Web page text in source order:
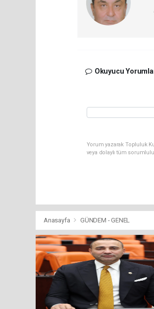
Okuyucu
Yorum yazarak Topluluk
veya dolaylı tüm
Anasayfa GÜNDEM - GENEL